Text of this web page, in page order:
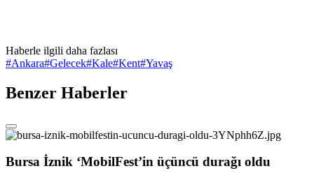
Haberle ilgili daha fazlası
#Ankara#Gelecek#Kale#Kent#Yavaş
Benzer Haberler
Bursa İznik ‘MobilFest’in üçüncü durağı oldu